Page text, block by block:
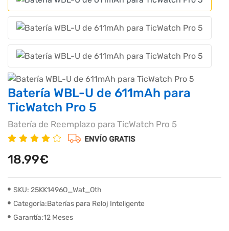
Batería WBL-U de 611mAh para
TicWatch Pro 5
Batería de Reemplazo para TicWatch Pro 5
18.99€
SKU: 25KK1496O_Wat_Oth
Categoría:Baterías para Reloj Inteligente
Garantía:12 Meses